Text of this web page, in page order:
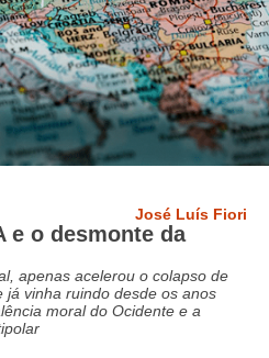
José Luís Fiori
e o desmonte da
apenas acelerou o colapso de
vinha ruindo desde os anos
moral do Ocidente e a